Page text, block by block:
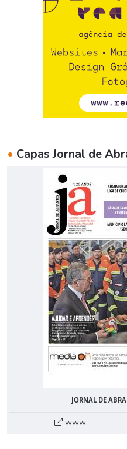
• Capas Jornal de
JORNAL DE
www